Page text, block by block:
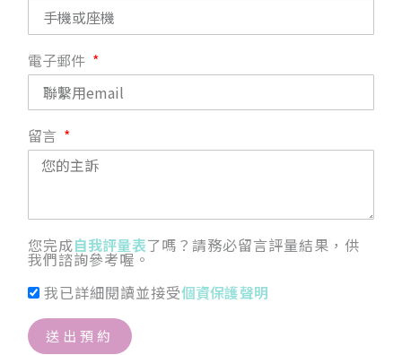
電子郵件
留言
您完成自我評量表了嗎？請務必留言評量結果，供
我們諮詢參考喔。
我已詳細閱讀並接受個資保護聲明
送出預約